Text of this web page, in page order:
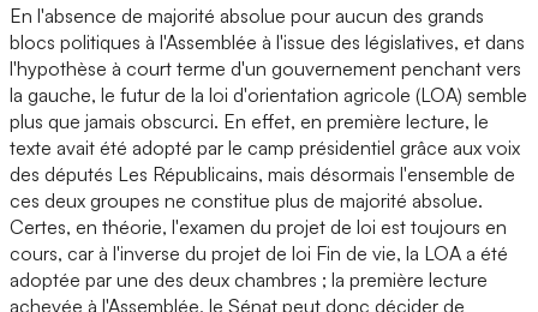
En l'absence de majorité absolue pour aucun des grands
blocs politiques à l'Assemblée à l'issue des législatives, et dans
l'hypothèse à court terme d'un gouvernement penchant vers
la gauche, le futur de la loi d'orientation agricole (LOA) semble
plus que jamais obscurci. En effet, en première lecture, le
texte avait été adopté par le camp présidentiel grâce aux voix
des députés Les Républicains, mais désormais l'ensemble de
ces deux groupes ne constitue plus de majorité absolue.
Certes, en théorie, l'examen du projet de loi est toujours en
cours, car à l'inverse du projet de loi Fin de vie, la LOA a été
adoptée par une des deux chambres ; la première lecture
achevée à l'Assemblée, le Sénat peut donc décider de